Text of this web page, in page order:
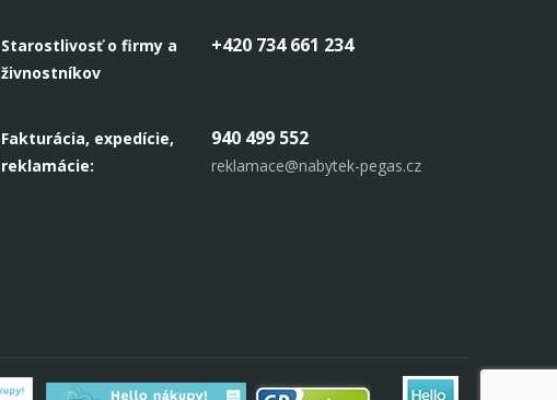
Starostlivosť o firmy a
živnostníkov
+420 734 661 234
Fakturácia, expedície,
reklamácie:
940 499 552
reklamace@nabytek-pegas.cz